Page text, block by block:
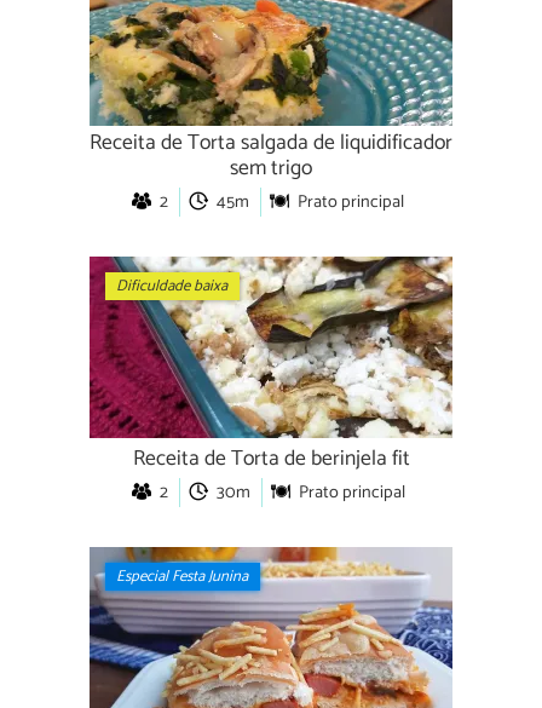
Receita de Torta salgada de liquidificador
sem trigo
2 45m Prato principal
Dificuldade baixa
Receita de Torta de berinjela fit
2 30m Prato principal
Especial Festa Junina